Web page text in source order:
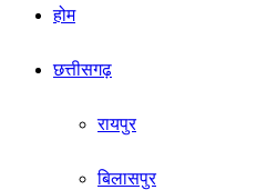
होम
छत्तीसगढ़
रायपुर
बिलासपुर